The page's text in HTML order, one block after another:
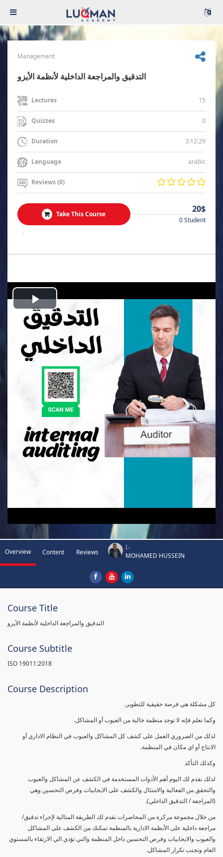
Management
التدقيق والمراجعة الداخلية لأنظمة الأيزو
Lectures 15
Quizzes 0
Duration 3:12:29
Language arabic
Reviews (0)
Take This Course 20$
0 Student
.
Play
Video
Overview Content Reviews
I.-
MOHAMED HUSSEIN
Course Title
التدقيق والمراجعة الداخلية لأنظمة الأيزو
Course Subtitle
ISO 19011:2018
Course Description
كل مشكلة هي فرصة حقيقية للتطوير.
وكما نعلم فإنه لا توجد منظمة خالية من العيوب أو المشاكل.
لذلك من الضروري العمل على كشف كل المشاكل والعيوب في النظام الاداري أو
الانتاج أو اي مكان في المنظمة.
وكذلك التأكد
لذلك نقدم لك اليوم أهم الأدوات المستخدمة في الكشف عن المشاكل والعيوب
والتحقق من الفعالية والامتثال والكشف على الايجابيات وفرص التحسين وهي
(المراجعة / التدقيق الداخلي).
من خلال مجموعة مركزة من المحاضرات نقدم لك الطريقة المثالية لإجراء تدقيق/
مراجعة داخلية على الأنظمة الادارية بالمنظمة تمكنك من الكشف على المشاكل
والعيوب والايجابيات وفرص التحسين داخل المنظمة والتي تؤدي الي الارتقاء بالمستوي
العام وتجنب تكرار المشاكل.